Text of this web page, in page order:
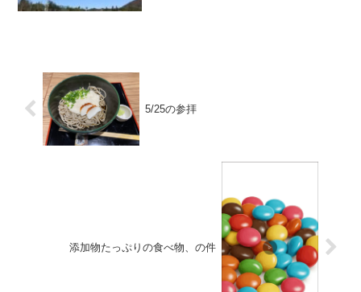
5/25の参拝
添加物たっぷりの食べ物、の件